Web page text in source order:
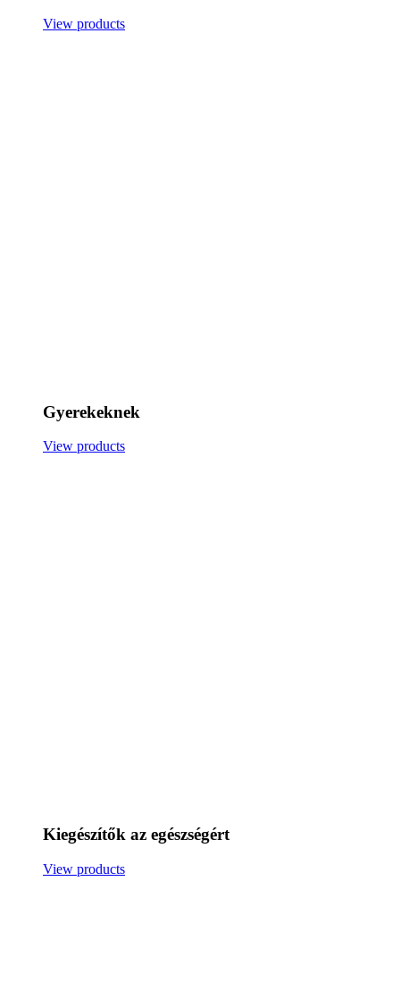
View products
Gyerekeknek
View products
Kiegészítők az egészségért
View products